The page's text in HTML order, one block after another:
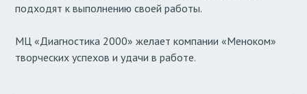
подходят к выполнению своей работы.
МЦ «Диагностика 2000» желает компании «Меноком»
творческих успехов и удачи в работе.